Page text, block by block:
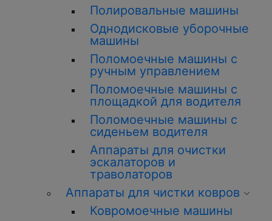
Полировальные машины
Однодисковые уборочные
машины
Поломоечные машины с
ручным управлением
Поломоечные машины с
площадкой для водителя
Поломоечные машины с
сиденьем водителя
Аппараты для очистки
эскалаторов и
траволаторов
Аппараты для чистки ковров
Ковромоечные машины